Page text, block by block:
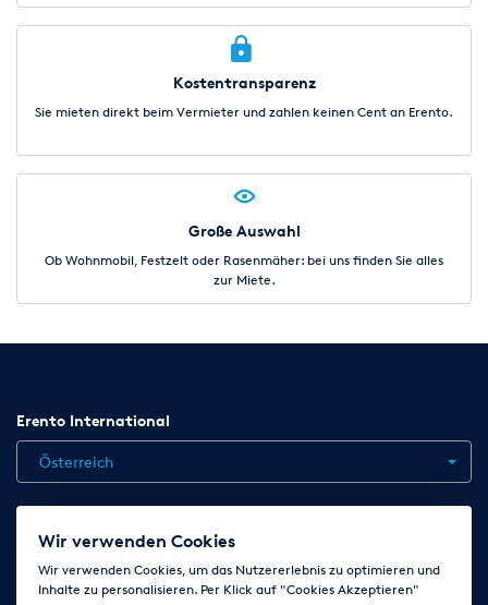
Kostentransparenz
Sie mieten direkt beim Vermieter und zahlen keinen Cent an Erento.
Große Auswahl
Ob Wohnmobil, Festzelt oder Rasenmäher: bei uns finden Sie alles
zur Miete.
Erento International
Österreich
Jobs Kontakt News
AGB
Impressum Cookie-Einstellungen ändern
Wir verwenden Cookies
Wir verwenden Cookies, um das Nutzererlebnis zu optimieren und
Inhalte zu personalisieren. Per Klick auf "Cookies Akzeptieren"